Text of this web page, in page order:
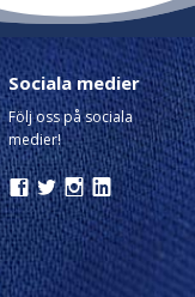
Sociala medier
Följ oss på sociala
medier!